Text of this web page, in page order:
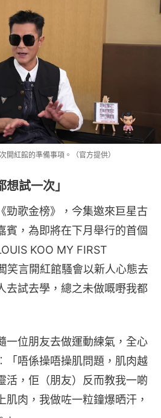
開紅館的準備事項。（官方提供）
想試一次」
勁歌金榜》，今集邀來巨星古
賓，為即將在下月舉行的首個
KOO MY FIRST
笑言開紅館騷會以新人心態去
去試去學，總之未做嘅嘢我都
一位朋友去做運動練氣，全心
「唔係操唔操肌問題，肌肉越
活，佢（朋友）反而教我一啲
肌肉，我做咗一粒鐘爆晒汗，